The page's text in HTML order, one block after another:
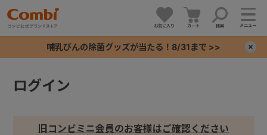
お気に入り カート 検索 メニュー
哺乳びんの除菌グッズが当たる！8/31まで >>
ログイン
旧コンビミニ会員のお客様はご確認ください